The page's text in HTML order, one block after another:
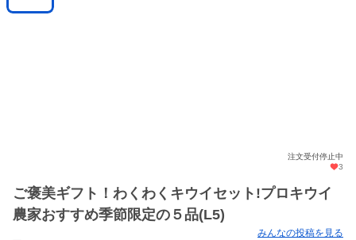
注文受付停止中
3
ご褒美ギフト！わくわくキウイセット!プロキウイ
農家おすすめ季節限定の５品(L5)
みんなの投稿を見る